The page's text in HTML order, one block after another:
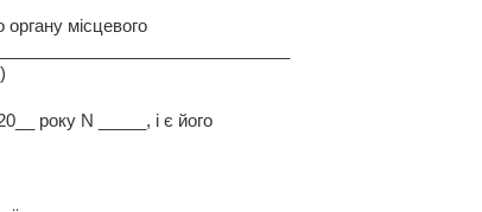
органу місцевого
року N _____, і є його